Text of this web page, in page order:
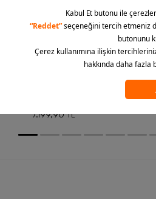
Nike Air Force 1 '07 CO Icon
7.199,90 TL